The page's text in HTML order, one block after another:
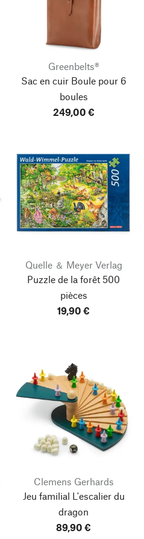
Greenbelts®
Sac en cuir Boule pour 6
boules
249,00 €
Quelle ＆ Meyer Verlag
Puzzle de la forêt 500
pièces
19,90 €
Clemens Gerhards
Jeu familial L'escalier du
dragon
89,90 €